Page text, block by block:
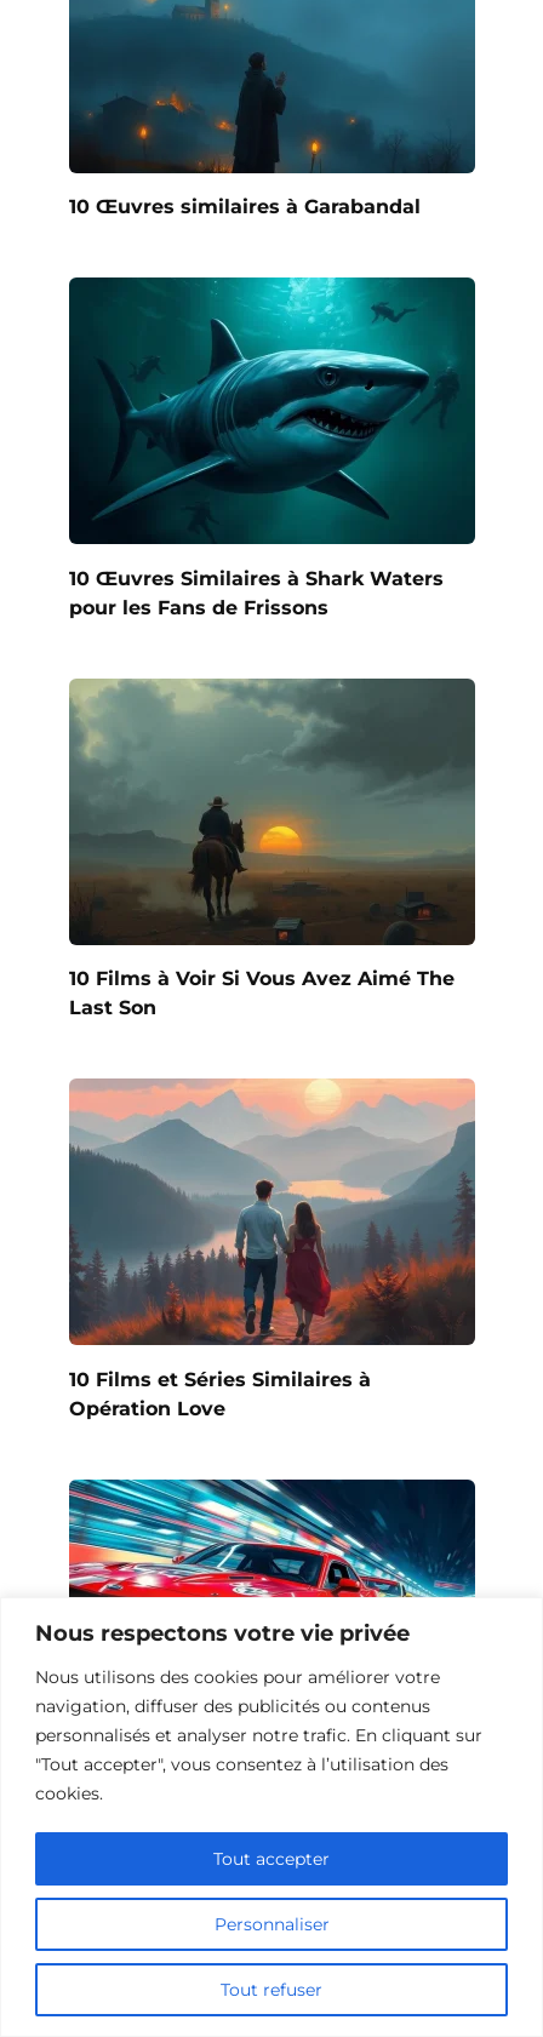
Nous respectons votre vie privée
Nous utilisons des cookies pour améliorer votre
navigation, diffuser des publicités ou contenus
personnalisés et analyser notre trafic. En cliquant sur
"Tout accepter", vous consentez à l’utilisation des
cookies.
Personnaliser
Tout refuser
Tout accepter
10 Œuvres similaires à Garabandal
10 Œuvres Similaires à Shark Waters
pour les Fans de Frissons
10 Films à Voir Si Vous Avez Aimé The
Last Son
10 Films et Séries Similaires à
Opération Love
10 Œuvres Similaires à Urban Racer
Ajouter un commentaire